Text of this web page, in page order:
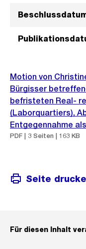
Motion von
Bürgisser
befristeten Real-
(Laborquartiers),
Entgegennahme
PDF | 3 Seiten | 163 KB
Seite
Für diesen Inhalt